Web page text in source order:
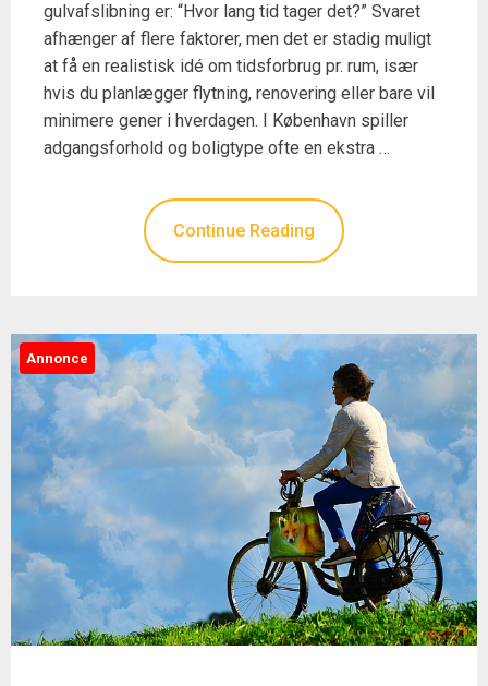
gulvafslibning er: “Hvor lang tid tager det?” Svaret
afhænger af flere faktorer, men det er stadig muligt
at få en realistisk idé om tidsforbrug pr. rum, især
hvis du planlægger flytning, renovering eller bare vil
minimere gener i hverdagen. I København spiller
adgangsforhold og boligtype ofte en ekstra …
Continue Reading
Annonce